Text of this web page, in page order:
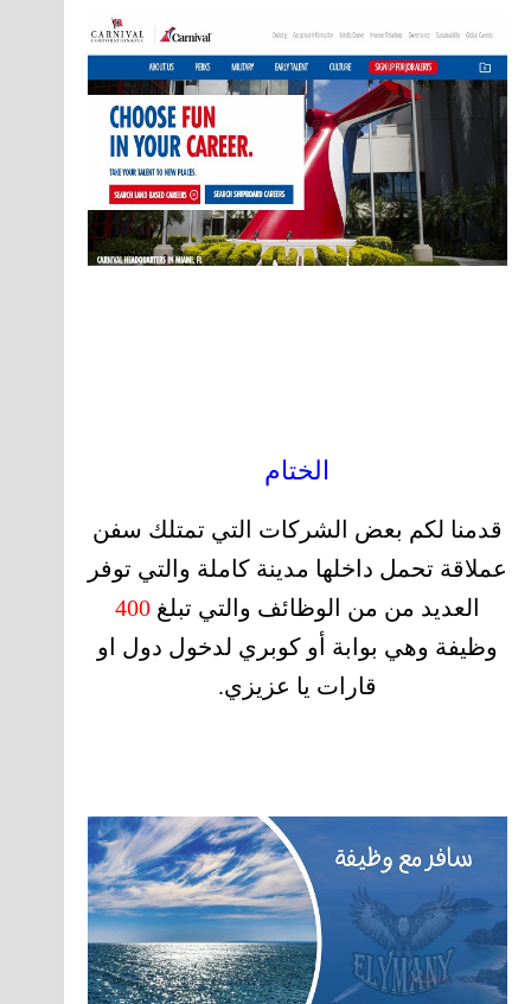
الختام
قدمنا لكم بعض الشركات التي تمتلك سفن
عملاقة تحمل داخلها مدينة كاملة والتي توفر
العديد من من الوظائف والتي تبلغ400
وظيفة وهي بوابة أو كوبري لدخول دول او
قارات يا عزيزي.